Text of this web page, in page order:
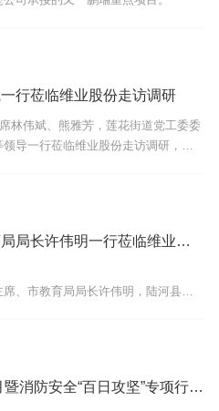
行莅临维业股份走访调研
林伟斌、熊雅芳，莲花街道党工委委
导一行莅临维业股份走访调研，了
汕尾市政协副主席、市教育局局长许伟明一行莅临维业科技调研考察
、市教育局局长许伟明，陆河县政
维业股份2022年安全生产月暨消防安全“百日攻坚”专项行动在珠海启动